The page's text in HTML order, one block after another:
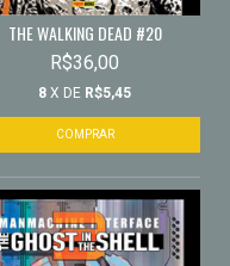
THE WALKING DEAD #20
R$36,00
8 X DE R$5,45